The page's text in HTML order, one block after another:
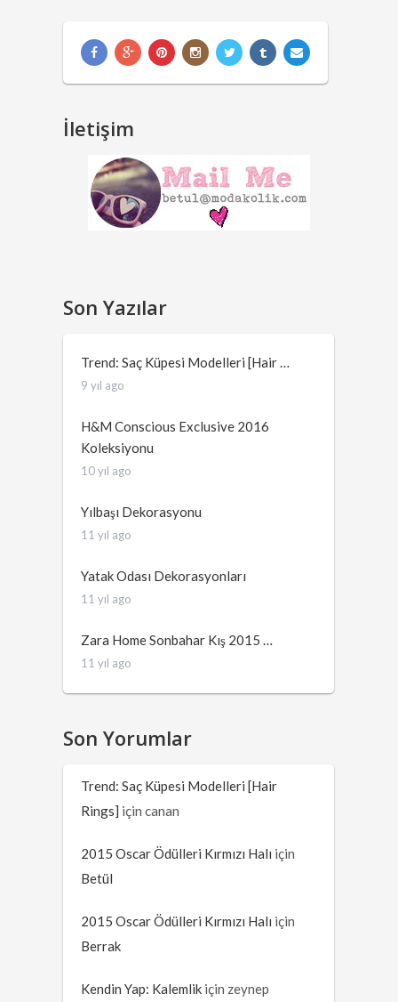
İletişim
Son Yazılar
Trend: Saç Küpesi Modelleri [Hair …
9 yıl ago
H&M Conscious Exclusive 2016
Koleksiyonu
10 yıl ago
Yılbaşı Dekorasyonu
11 yıl ago
Yatak Odası Dekorasyonları
11 yıl ago
Zara Home Sonbahar Kış 2015 …
11 yıl ago
Son Yorumlar
Trend: Saç Küpesi Modelleri [Hair
Rings] içincanan
2015 Oscar Ödülleri Kırmızı Halı için
Betül
2015 Oscar Ödülleri Kırmızı Halı için
Berrak
Kendin Yap: Kalemlik için zeynep